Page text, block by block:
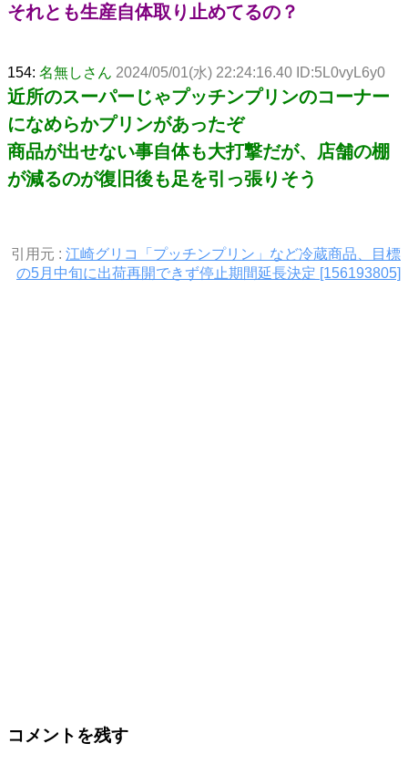
それとも生産自体取り止めてるの？
154: 名無しさん 2024/05/01(水) 22:24:16.40 ID:5L0vyL6y0
近所のスーパーじゃプッチンプリンのコーナー
になめらかプリンがあったぞ
商品が出せない事自体も大打撃だが、店舗の棚
が減るのが復旧後も足を引っ張りそう
引用元 : 江崎グリコ「プッチンプリン」など冷蔵商品、目標
の5月中旬に出荷再開できず停止期間延長決定 [156193805]
コメントを残す